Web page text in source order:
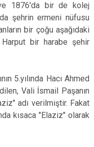
1876'da bir de kolej
şehrin ermeni nüfusu
bir çoğu aşağıdaki
bir harabe şehir
5.yılında Hacı Ahmed
Vali İsmail Paşanın
adı verilmiştir. Fakat
kısaca "Elaziz" olarak